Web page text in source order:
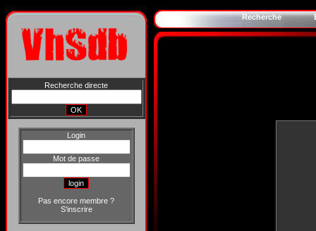
Recherche directe
Login
Mot de passe
Pas encore membre ?
S'inscrire
Recherche